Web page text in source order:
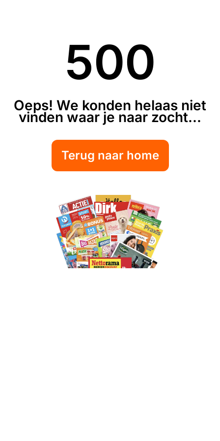
500
Oeps! We konden helaas niet
vinden waar je naar zocht...
Terug naar home